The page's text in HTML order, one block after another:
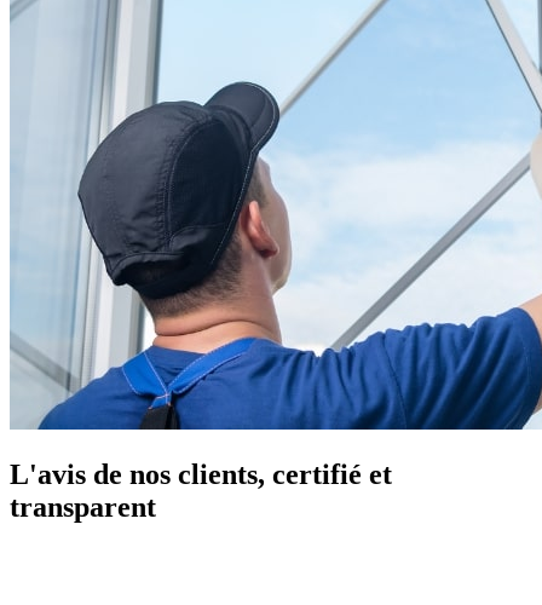
L'avis de nos clients, certifié et
transparent